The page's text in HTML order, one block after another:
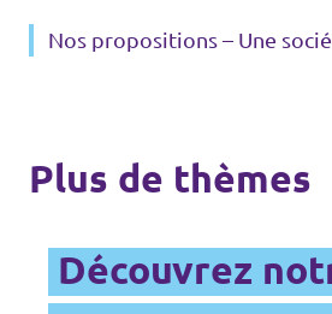
Nos propositions – Une
Plus de thèmes
Découvrez